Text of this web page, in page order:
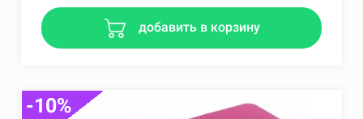
добавить в корзину
-10%